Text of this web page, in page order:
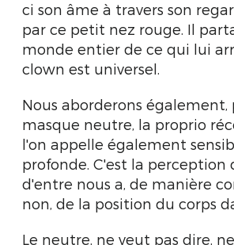
ci son âme à travers son
par ce petit nez rouge. Il
monde entier de ce qui lui
clown est universel.
Nous aborderons également,
masque neutre, la proprio
l'on appelle également
profonde. C'est la perception
d'entre nous a, de manière
non, de la position du corps
Le neutre, ne veut pas dire,